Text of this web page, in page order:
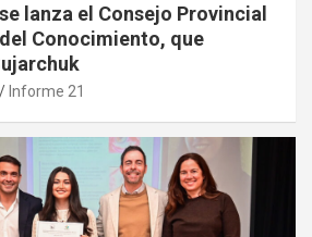
lanza el Consejo Provincial
Conocimiento, que
Informe 21